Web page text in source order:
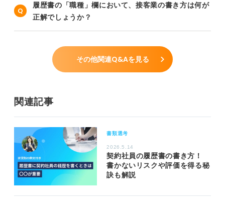
履歴書の「職種」欄において、接客業の書き方は何が
正解でしょうか？
その他関連Q&Aを見る
関連記事
書類選考
2026.5.14
契約社員の履歴書の書き方！
書かないリスクや評価を得る秘
訣も解説